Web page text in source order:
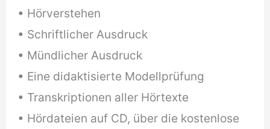
• Hörverstehen
• Schriftlicher Ausdruck
• Mündlicher Ausdruck
• Eine didaktisierte Modellprüfung
• Transkriptionen aller Hörtexte
• Hördateien auf CD, über die kostenlose